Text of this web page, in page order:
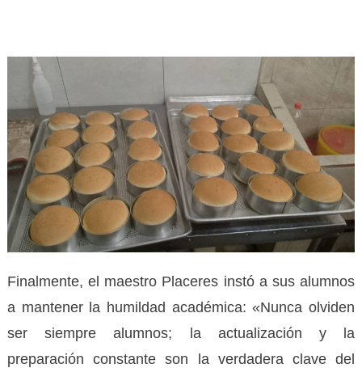
Finalmente, el maestro Placeres instó a sus alumnos
a mantener la humildad académica: «Nunca olviden
ser siempre alumnos; la actualización y la
preparación constante son la verdadera clave del